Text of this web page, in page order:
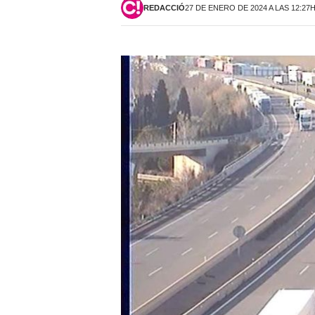
REDACCIÓ27 DE ENERO DE 2024 A LAS 12:27H